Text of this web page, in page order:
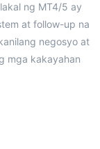
ng MT4/5 ay
at follow-up na
negosyo at
mga kakayahan